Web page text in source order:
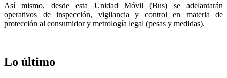
Así mismo, desde esta Unidad Móvil (Bus) se adelantarán
operativos de inspección, vigilancia y control en materia de
protección al consumidor y metrología legal (pesas y medidas).
Lo último